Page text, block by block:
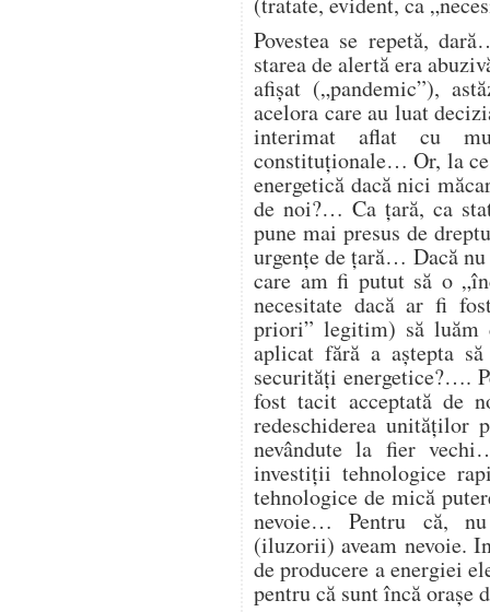
Povestea se repetă,
starea de alertă era
afișat („pandemic”),
acelora care au luat
interimat aflat cu
constituționale… Or, la
energetică dacă nici
de noi?… Ca țară, ca
pune mai presus de
urgențe de țară… Dacă
care am fi putut să o
necesitate dacă ar fi
priori” legitim) să luăm
aplicat fără a aștepta
securități energetice?….
fost tacit acceptată de
redeschiderea unităților
nevândute la fier
investiții tehnologice
tehnologice de mică
nevoie… Pentru că,
(iluzorii) aveam nevoie.
de producere a energiei
pentru că sunt încă orașe